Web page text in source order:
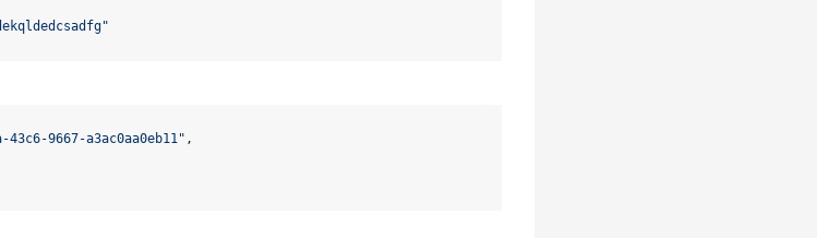
43c6-9667-a3ac0aa0eb11" ,